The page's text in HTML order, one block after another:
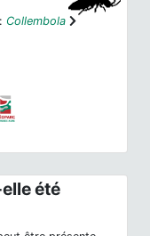
Collembola
été